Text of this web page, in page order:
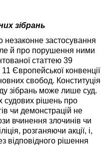
зібрань
застосування
й про порушення ними
статтею 39
11 Європейської конвенції
свобод. Конституція
зібрань може лише суд.
судових рішень про
чи демонстрацій не
вчинення злочинів чи
розганяючи акції, і,
відповідного рішення